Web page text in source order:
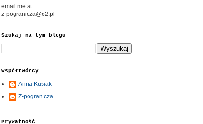
email me at:
z-pogranicza@o2.pl
Szukaj na tym blogu
Współtwórcy
Anna Kusiak
Z-pogranicza
Prywatność